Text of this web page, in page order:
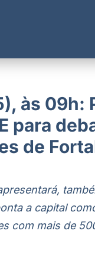
Por
às 09h:
para
de
a capital
com mais de